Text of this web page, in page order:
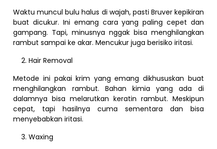
Waktu muncul bulu halus di wajah, pasti Bruver kepikiran
buat dicukur. Ini emang cara yang paling cepet dan
gampang. Tapi, minusnya nggak bisa menghilangkan
rambut sampai ke akar. Mencukur juga berisiko iritasi.
Hair Removal
Metode ini pakai krim yang emang dikhususkan buat
menghilangkan rambut. Bahan kimia yang ada di
dalamnya bisa melarutkan keratin rambut. Meskipun
cepat, tapi hasilnya cuma sementara dan bisa
menyebabkan iritasi.
Waxing